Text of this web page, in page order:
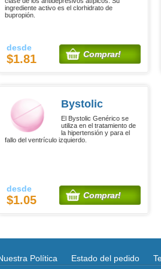
ingrediente activo es el clorhidrato de
bupropión.
desde
$1.81 Comprar!
Bystolic
El Bystolic Genérico se
utiliza en el tratamiento de
la hipertensión y para el
fallo del ventrículo izquierdo.
desde
$1.05 Comprar!
Política Estado del pedido